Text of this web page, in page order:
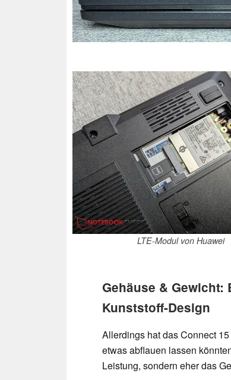
LTE-Modul von Huawei
Gehäuse &
Kunststoff-Design
Allerdings hat das Connect
etwas abflauen lassen
Leistung, sondern eher das